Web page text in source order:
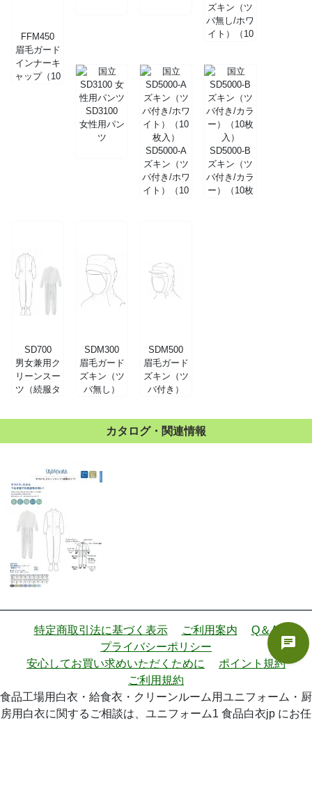
FFM450
眉毛ガード
インナーキ
ャップ（10
ズキン（ツ
バ無し/ホワ
イト）（10
SD3100
女性用パン
ツ
SD5000-A
ズキン（ツ
バ付き/ホワ
イト）（10
SD5000-B
ズキン（ツ
バ付き/カラ
ー）（10枚
SD700
男女兼用ク
リーンスー
ツ（続服タ
SDM300
眉毛ガード
ズキン（ツ
バ無し）
SDM500
眉毛ガード
ズキン（ツ
バ付き）
カタログ・関連情報
特定商取引法に基づく表示 ご利用案内
Q＆A
プライバシーポリシー
安心してお買い求めいただくために
ポイント規約
ご利用規約
食品工場用白衣・給食衣・クリーンルーム用ユニフォーム・厨
房用白衣に関するご相談は、ユニフォーム1 食品白衣jp にお任